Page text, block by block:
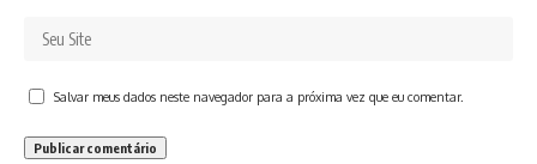
Salvar meus dados neste navegador para a próxima vez que eu comentar.